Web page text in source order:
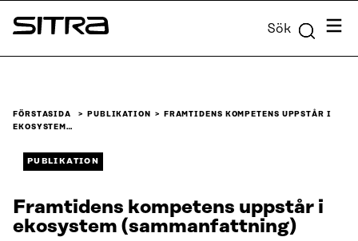
Skip to
content
Sitra Sök Meny
FÖRSTASIDA PUBLIKATION
FRAMTIDENS KOMPETENS UPPSTÅR I
EKOSYSTEM…
PUBLIKATION
Framtidens kompetens uppstår i
ekosystem (sammanfattning)